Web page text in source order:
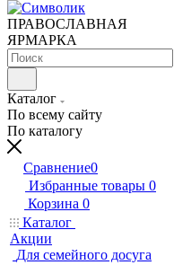
ПРАВОСЛАВНАЯ
ЯРМАРКА
Каталог
По всему сайту
По каталогу
Сравнение0
Избранные товары 0
Корзина 0
Каталог
Акции
Для семейного досуга